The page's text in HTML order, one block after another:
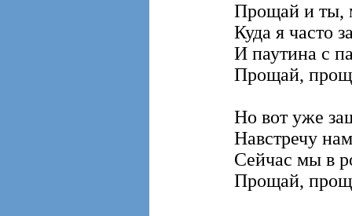
Прощай и ты,
Куда я часто
И паутина с
Прощай,
Но вот уже
Навстречу
Сейчас мы в
Прощай,